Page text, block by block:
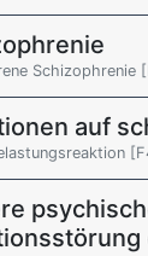
Schizophrenie
auf